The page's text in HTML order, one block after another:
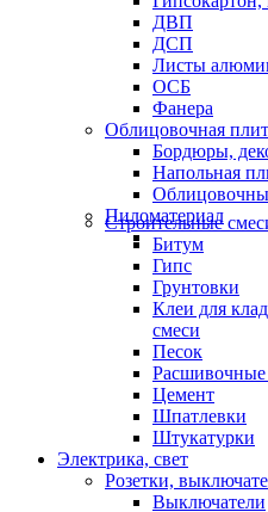
ДВП
ДСП
Листы
ОСБ
Фанера
Облицовочная
Бордюры,
Напольная
Пиломатериал
Строительные
Битум
Гипс
Грунтовки
Клеи для
смеси
Песок
Расшивочные
Цемент
Шпатлевки
Штукатурки
Электрика, свет
Розетки,
Выключатели